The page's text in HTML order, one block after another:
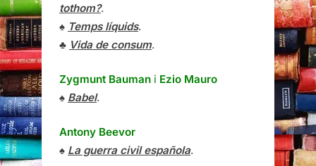
tothom?.
♠ Temps líquids.
♣ Vida de consum.
Zygmunt Bauman i Ezio Mauro
♠ Babel.
Antony Beevor
♠ La guerra civil española.